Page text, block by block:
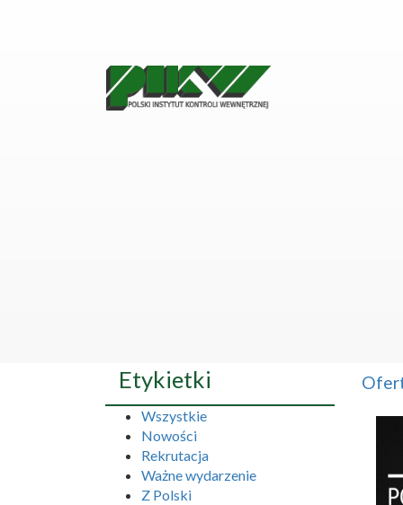
Etykietki
Wszystkie
Nowości
Rekrutacja
Ważne wydarzenie
Z Polski